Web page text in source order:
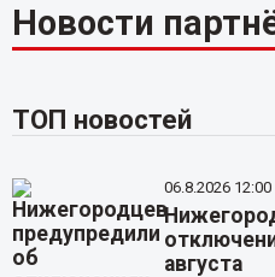
Новости
ТОП новостей
06.8.2026 12:00
августа